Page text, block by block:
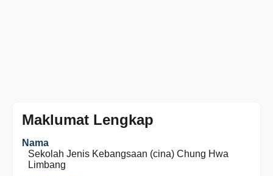
Maklumat Lengkap
Nama
Sekolah Jenis Kebangsaan (cina) Chung Hwa
Limbang